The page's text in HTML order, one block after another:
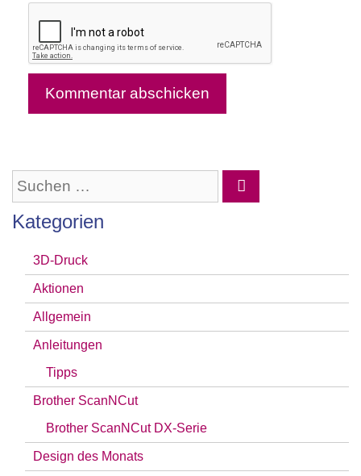
Suchen
Kategorien
3D-Druck
Aktionen
Allgemein
Anleitungen
Tipps
Brother ScanNCut
Brother ScanNCut DX-Serie
Design des Monats